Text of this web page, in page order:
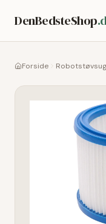
DenBedsteShop
Forside